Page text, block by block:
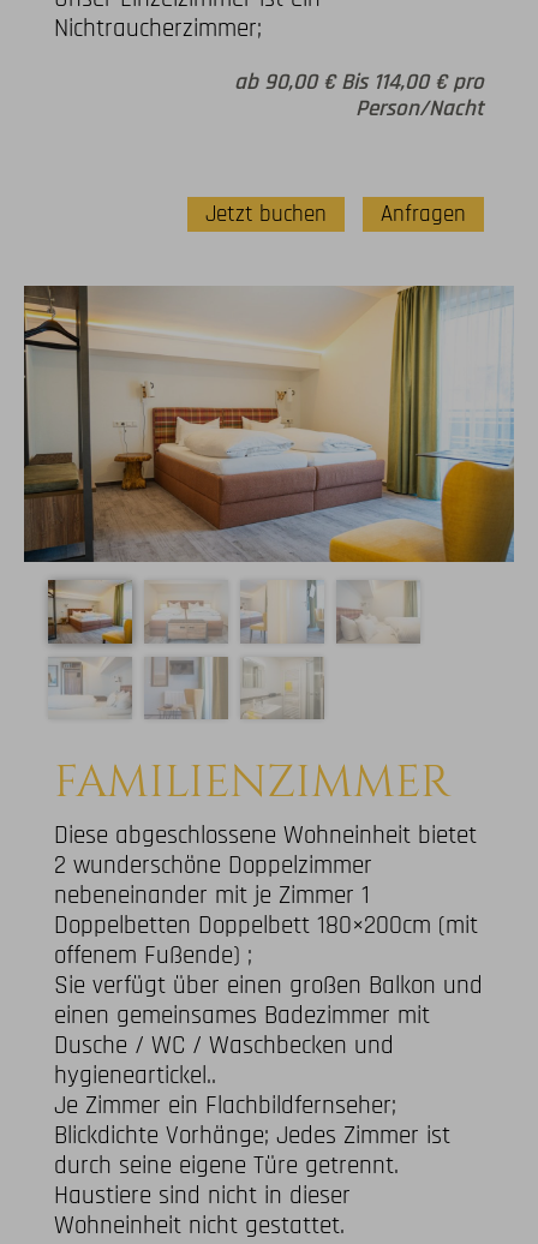
Nichtraucherzimmer;
ab 90,00 € Bis 114,00 € pro
Person/Nacht
Jetzt buchen Anfragen
FAMILIENZIMMER
Diese abgeschlossene Wohneinheit bietet
2 wunderschöne Doppelzimmer
nebeneinander mit je Zimmer 1
Doppelbetten Doppelbett 180×200cm (mit
offenem Fußende) ;
Sie verfügt über einen großen Balkon und
einen gemeinsames Badezimmer mit
Dusche / WC / Waschbecken und
hygieneartickel..
Je Zimmer ein Flachbildfernseher;
Blickdichte Vorhänge; Jedes Zimmer ist
durch seine eigene Türe getrennt.
Haustiere sind nicht in dieser
Wohneinheit nicht gestattet.